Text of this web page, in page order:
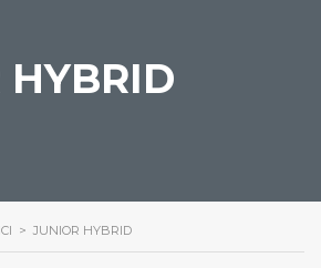
> JUNIOR HYBRID